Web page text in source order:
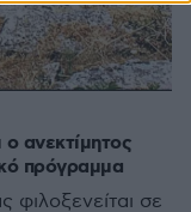
ανεκτίμητος
πρόγραμμα
φιλοξενείται σε